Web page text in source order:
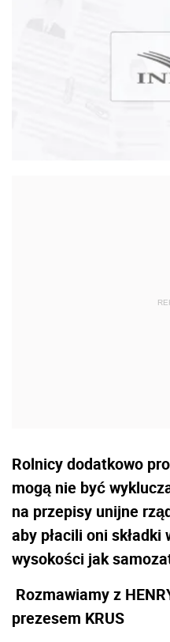
Rolnicy dodatkowo
mogą nie być
na przepisy unijne
aby płacili oni
wysokości jak
Rozmawiamy z
prezesem KRUS